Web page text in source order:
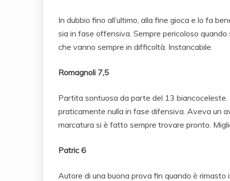
In dubbio fino all’ultimo, alla fine gioca e lo fa
sia in fase offensiva. Sempre pericoloso
che vanno sempre in difficoltà. Instancabile.
Romagnoli 7,5
Partita sontuosa da parte del 13
praticamente nulla in fase difensiva. Aveva un
marcatura si è fatto sempre trovare pronto.
Patric 6
Autore di una buona prova fin quando è